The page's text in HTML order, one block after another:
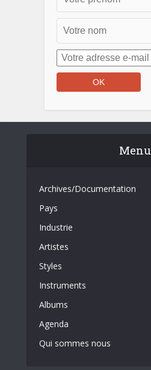
Menu
Archives/Documentation
Pays
Industrie
Artistes
Styles
Instruments
Albums
Agenda
Qui sommes nous